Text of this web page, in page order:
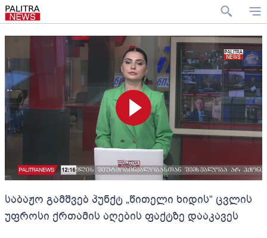
საბაჟო გამშვებ პუნქტ „წითელი ხიდის“ ცვლის
უფროსი ქრთამის აღების ფაქტზე დააკავეს